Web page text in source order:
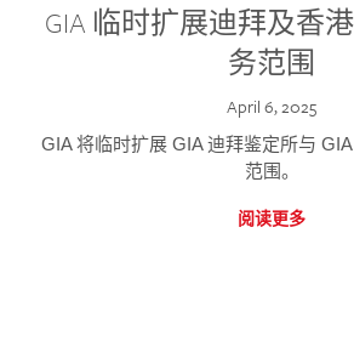
GIA 临时扩展迪拜及香
务范围
April 6, 2025
GIA 将临时扩展 GIA 迪拜鉴定所与
范围。
阅读更多